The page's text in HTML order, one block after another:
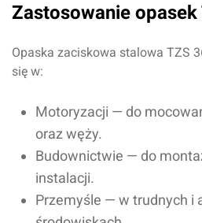
Zastosowanie
Opaska zaciskowa stalowa TZS
się w:
Motoryzacji — do
oraz węży.
Budownictwie — do
instalacji.
Przemyśle — w trudnych i